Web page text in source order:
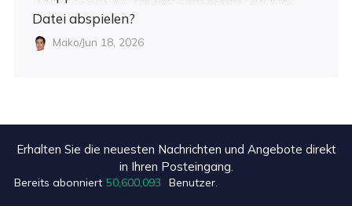
Datei abspielen?
Mako/Jun 18, 2026
Erhalten Sie die neuesten Nachrichten und Angebote direkt
in Ihren Posteingang.
Bereits abonniert 50,600,100 Benutzer.
+3